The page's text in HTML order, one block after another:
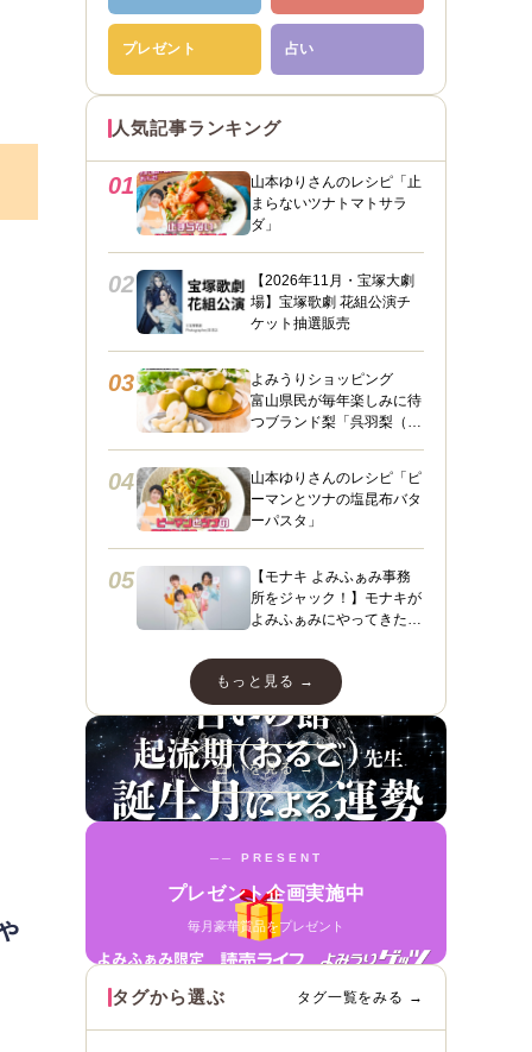
プレゼント 占い
人気記事ランキング
01
山本ゆりさんのレシピ「止
まらないツナトマトサラ
ダ」
02
【2026年11月・宝塚大劇
場】宝塚歌劇 花組公演チ
ケット抽選販売
03
よみうりショッピング
富山県民が毎年楽しみに待
つブランド梨「呉羽梨（幸
04
山本ゆりさんのレシピ「ピ
ーマンとツナの塩昆布バタ
ーパスタ」
05
【モナキ よみふぁみ事務
所をジャック！】モナキが
よみふぁみにやってきた！
ダンスあり☆スペシャルイ
ンタビューも＼（＾ ＾）
／
もっと見る →
占いを見る →
── PRESENT
プレゼント企画実施中
毎月豪華賞品をプレゼント
タグから選ぶ タグ一覧をみる →